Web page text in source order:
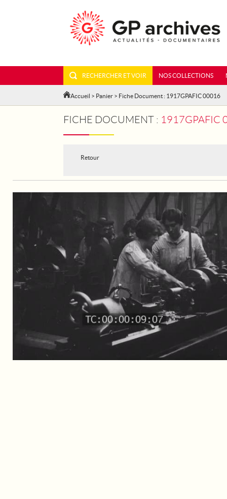
RECHERCHER ET VOIR NOS COLLECTIONS
Accueil > Panier > Fiche Document : 1917GPAFIC 00016
FICHE DOCUMENT : 1917GPAFIC
Retour